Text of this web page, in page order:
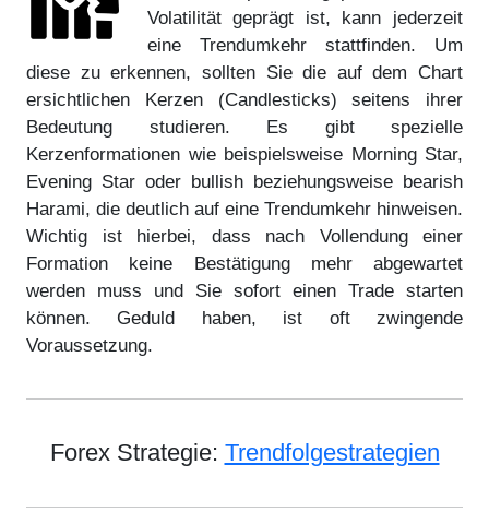
Volatilität geprägt ist, kann jederzeit
eine Trendumkehr stattfinden. Um
diese zu erkennen, sollten Sie die auf dem Chart
ersichtlichen Kerzen (Candlesticks) seitens ihrer
Bedeutung studieren. Es gibt spezielle
Kerzenformationen wie beispielsweise Morning Star,
Evening Star oder bullish beziehungsweise bearish
Harami, die deutlich auf eine Trendumkehr hinweisen.
Wichtig ist hierbei, dass nach Vollendung einer
Formation keine Bestätigung mehr abgewartet
werden muss und Sie sofort einen Trade starten
können. Geduld haben, ist oft zwingende
Voraussetzung.
Forex Strategie: Trendfolgestrategien